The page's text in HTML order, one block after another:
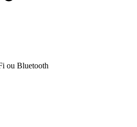
ou Bluetooth